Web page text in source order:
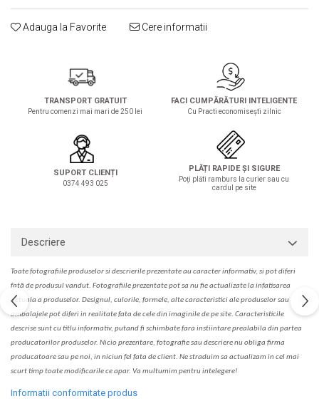
Vata demachianta
Adauga la Favorite Cere informatii
TRANSPORT GRATUIT
Pentru comenzi mai mari de 250 lei
FACI CUMPĂRĂTURI INTELIGENTE
Cu Practi economisești zilnic
SUPORT CLIENȚI
0374 493 025
PLĂȚI RAPIDE ȘI SIGURE
Poți plăti ramburs la curier sau cu
cardul pe site
Descriere
Toate fotografiile produselorsidescrierileprezentate au caracter informativ, si pot diferi
fată de produsul vandut. Fotografiile prezentate pot sa nu fie actualizate la infatisarea
actuala a produselor. Designul, culorile, formele, alte caracteristici ale produselor sau
ambalajele pot diferi in realitate fata de cele din imaginile de pe site. Caracteristicile
descrise sunt cu titlu informativ, putand fi schimbate fara instiintare prealabila din partea
producatorilor produselor. Nicio prezentare, fotografie sau descriere nu obliga firma
producatoare sau pe noi, in niciun fel fata de client. Ne straduim sa actualizam in cel mai
scurt timp toate modificarile ce apar. Va multumim pentru intelegere!
Informatii conformitate produs